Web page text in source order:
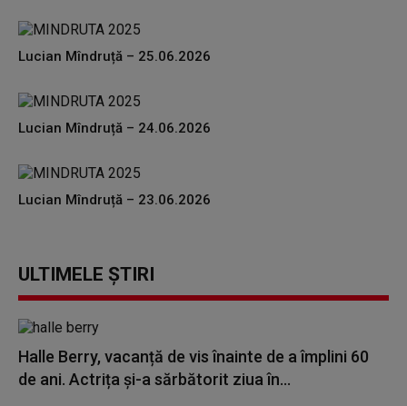
Lucian Mîndruță – 25.06.2026
Lucian Mîndruță – 24.06.2026
Lucian Mîndruță – 23.06.2026
ULTIMELE ȘTIRI
Halle Berry, vacanță de vis înainte de a împlini 60
de ani. Actrița și-a sărbătorit ziua în...